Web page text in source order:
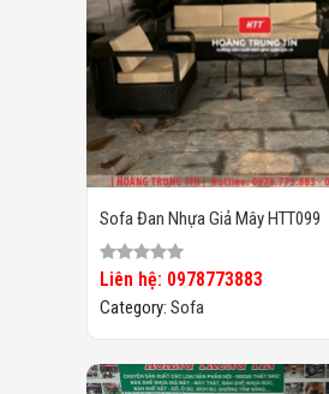
Sofa Đan Nhựa Giả Mây HTT099
Liên hệ: 0978773883
Category: Sofa